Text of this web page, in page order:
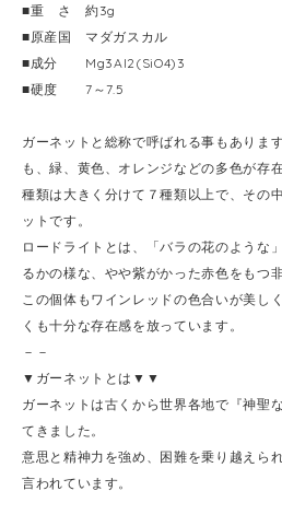
■重 さ 約3g
■原産国 マダガスカル
■成分 Mg3Al2(SiO4)3
■硬度 7～7.5
ガーネットと総称で呼ばれる事もありま
も、緑、黄色、オレンジなどの多色が存
種類は大きく分けて７種類以上で、その
ットです。
ロードライトとは、「バラの花のような
るかの様な、やや紫がかった赤色をもつ
この個体もワインレッドの色合いが美し
くも十分な存在感を放っています。
－－
▼ガーネットとは▼▼
ガーネットは古くから世界各地で『神聖
てきました。
意思と精神力を強め、困難を乗り越えら
言われています。